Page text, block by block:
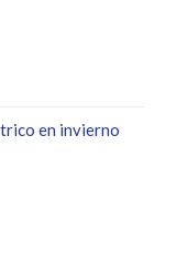
en invierno